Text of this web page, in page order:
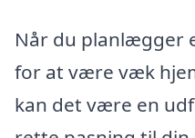
Når du planlægger
for at være væk
kan det være en